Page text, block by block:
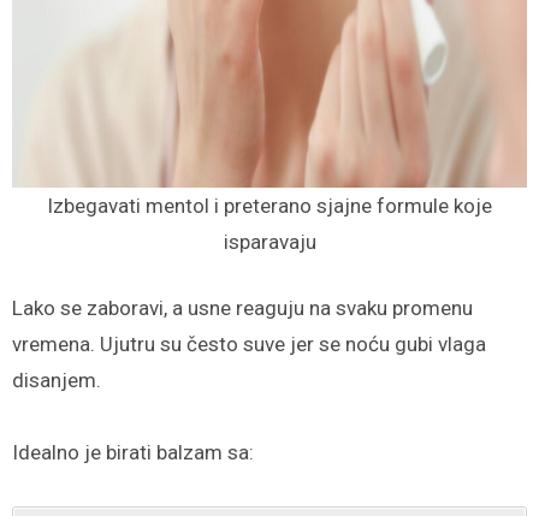
Izbegavati mentol i preterano sjajne formule koje
isparavaju
Lako se zaboravi, a usne reaguju na svaku promenu
vremena. Ujutru su često suve jer se noću gubi vlaga
disanjem.
Idealno je birati balzam sa: